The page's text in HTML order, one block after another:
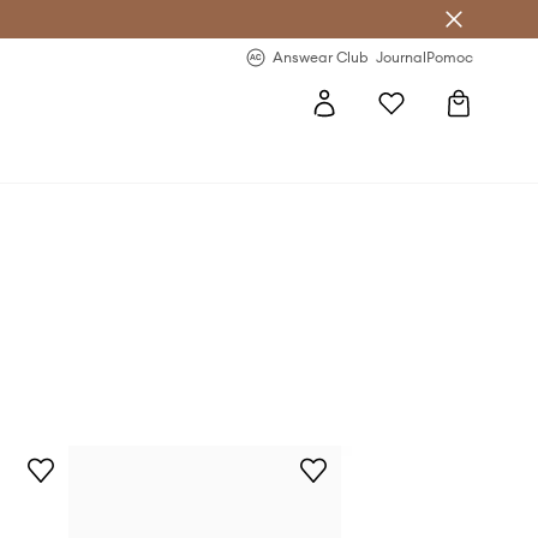
Answear Club JournalPomoc